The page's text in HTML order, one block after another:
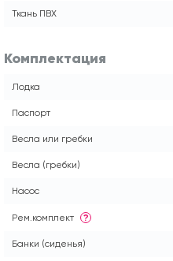
Ткань ПВХ
Комплектация
Лодка
Паспорт
Весла или гребки
Весла (гребки)
Насос
Рем.комплект ?
Банки (сиденья)